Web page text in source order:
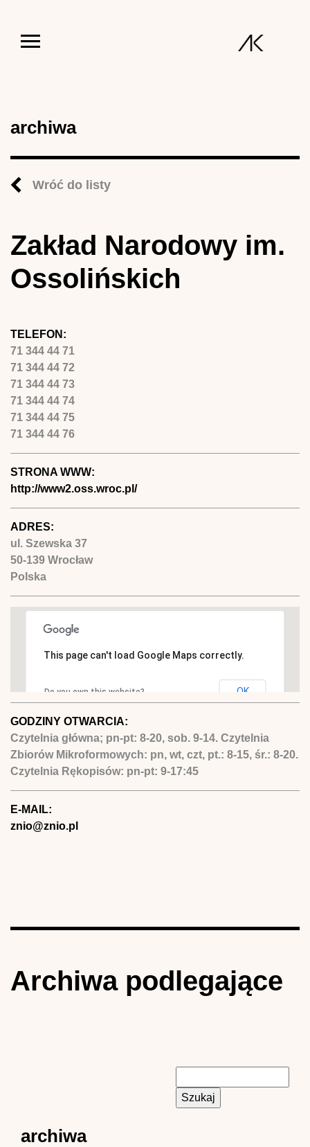
archiwa
Wróć do listy
Zakład Narodowy im.
Ossolińskich
TELEFON:
71 344 44 71
71 344 44 72
71 344 44 73
71 344 44 74
71 344 44 75
71 344 44 76
STRONA WWW:
http://www2.oss.wroc.pl/
ADRES:
ul. Szewska 37
50-139 Wrocław
Polska
This page can't load Google Maps correctly.
Do you own this website? OK
GODZINY OTWARCIA:
Czytelnia główna; pn-pt: 8-20, sob. 9-14. Czytelnia
Zbiorów Mikroformowych: pn, wt, czt, pt.: 8-15, śr.: 8-20.
Czytelnia Rękopisów: pn-pt: 9-17:45
E-MAIL:
znio@znio.pl
Archiwa podlegające
Formularz
archiwa